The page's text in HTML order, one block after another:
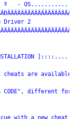
º   -
Driver 2
INSTALLATION
cheats are available
CODE", different for
with a new cheat